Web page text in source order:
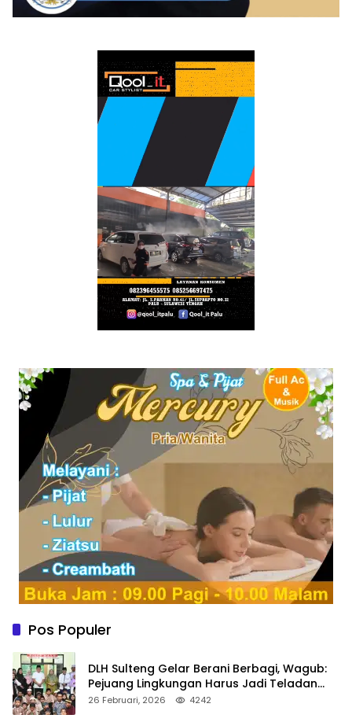
Pos Populer
DLH Sulteng Gelar Berani Berbagi, Wagub:
Pejuang Lingkungan Harus Jadi Teladan
Kepedulian
26 Februari, 2026 4242